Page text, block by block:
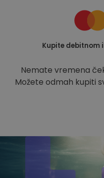
Kupite debitnom
Nemate vremena
Možete odmah kupiti